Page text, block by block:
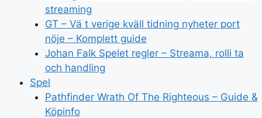
streaming
GT – Vä t verige kväll tidning nyheter port
nöje – Komplett guide
Johan Falk Spelet regler – Streama, rolli ta
och handling
Spel
Pathfinder Wrath Of The Righteous – Guide &
Köpinfo